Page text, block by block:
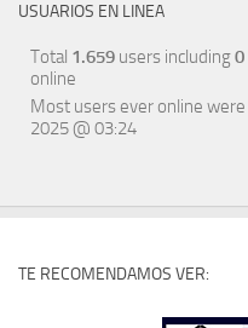
USUARIOS EN LINEA
Total 1.659 users including0
online
Most users ever online were
2025 @ 03:24
TE RECOMENDAMOS VER: